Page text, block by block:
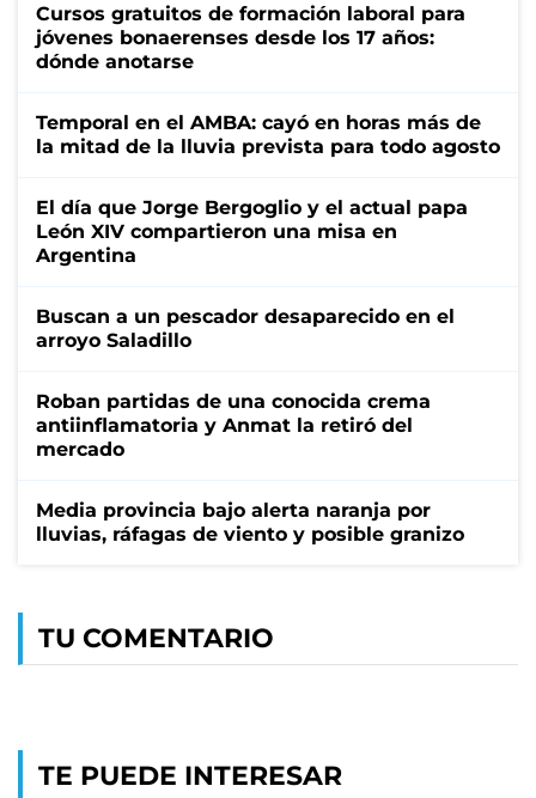
Cursos gratuitos de formación laboral para
jóvenes bonaerenses desde los 17 años:
dónde anotarse
Temporal en el AMBA: cayó en horas más de
la mitad de la lluvia prevista para todo agosto
El día que Jorge Bergoglio y el actual papa
León XIV compartieron una misa en
Argentina
Buscan a un pescador desaparecido en el
arroyo Saladillo
Roban partidas de una conocida crema
antiinflamatoria y Anmat la retiró del
mercado
Media provincia bajo alerta naranja por
lluvias, ráfagas de viento y posible granizo
TU COMENTARIO
TE PUEDE INTERESAR